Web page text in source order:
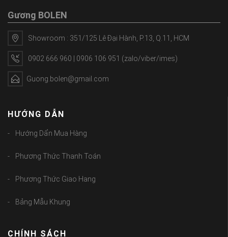
Gương BOLEN
Showroom : 351/125 Lê Đại Hành, P.13, Q.11, HCM
0902 666 960 | 0906 106 951 (zalo/viber/imes)
Guong.bolen@gmail.com
HƯỚNG DẪN
Hướng Dẩn Mua Hàng
Phương Thức Thanh Toán
Phương Thức Giao Hang
Bảng Mẫu Khung
CHÍNH SÁCH